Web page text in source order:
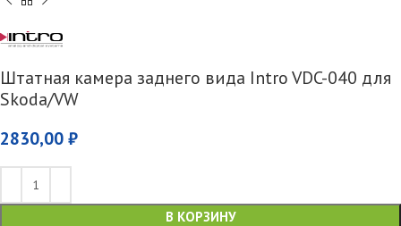
Штатная камера заднего вида Intro VDC-040 для
Skoda/VW
2830,00 ₽
В КОРЗИНУ